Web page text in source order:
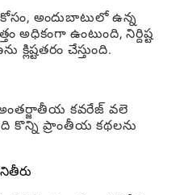
అందుబాటులో ఉన్న
అధికంగా ఉంటుంది, నిర్దిష్ట
చేస్తుంది.
అంతర్జాతీయ కవరేజ్ వలె
కొన్ని ప్రాంతీయ కథలను